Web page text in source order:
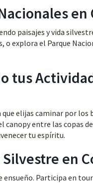
en
paisajes y vida
o explora el Parque
tus
elijas caminar por
canopy entre las copas
tu espíritu.
en
ensueño. Participa en